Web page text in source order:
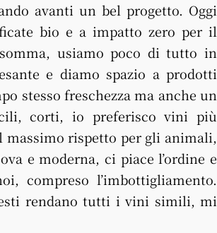
avanti un bel progetto. Oggi
bio e a impatto zero per il
usiamo poco di tutto in
e diamo spazio a prodotti
stesso freschezza ma anche un
corti, io preferisco vini più
rispetto per gli animali,
e moderna, ci piace l’ordine e
compreso l’imbottigliamento.
rendano tutti i vini simili, mi